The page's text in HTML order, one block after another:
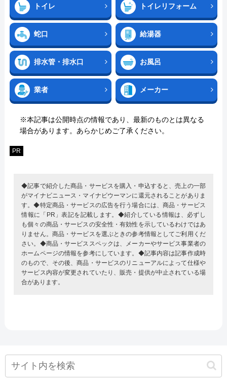
トイレ トイレリフォーム
蛇口 給湯器
排水管・排水口 お風呂
業者 メーカー
※本記事は公開時点の情報であり、最新のものとは異なる
場合があります。あらかじめご了承ください。
PR
◆記事で紹介した商品・サービスを購入・申込すると、売上の一部
がマイナビニュース・マイナビウーマンに還元されることがありま
す。◆特定商品・サービスの広告を行う場合には、商品・サービス
情報に「PR」表記を記載します。◆紹介している情報は、必ずし
も個々の商品・サービスの安全性・有効性を示しているわけではあ
りません。商品・サービスを選ぶときの参考情報としてご利用くだ
さい。◆商品・サービススペックは、メーカーやサービス事業者の
ホームページの情報を参考にしています。◆記事内容は記事作成時
のもので、その後、商品・サービスのリニューアルによって仕様や
サービス内容が変更されていたり、販売・提供が中止されている場
合があります。